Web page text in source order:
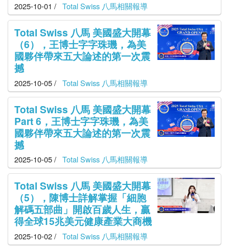
2025-10-01 / Total Swiss 八馬相關報導
Total Swiss 八馬 美國盛大開幕
（6），王博士字字珠璣，為美
國夥伴帶來五大論述的第一次震
撼
2025-10-05 / Total Swiss 八馬相關報導
Total Swiss 八馬 美國盛大開幕
Part 6，王博士字字珠璣，為美
國夥伴帶來五大論述的第一次震
撼
2025-10-05 / Total Swiss 八馬相關報導
Total Swiss 八馬 美國盛大開幕
（5），陳博士詳解掌握「細胞
解碼五部曲」開啟百歲人生，贏
得全球15兆美元健康產業大商機
2025-10-02 / Total Swiss 八馬相關報導